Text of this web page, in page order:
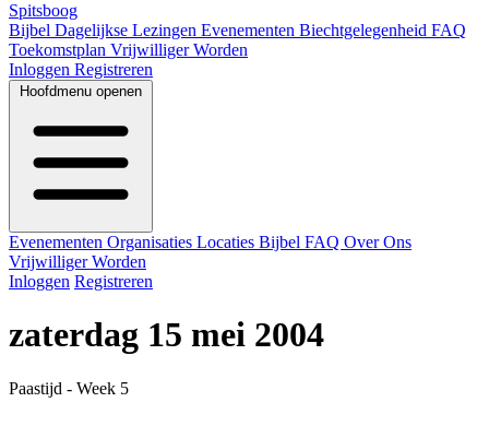
Spitsboog
Bijbel Dagelijkse Lezingen Evenementen Biechtgelegenheid FAQ
Toekomstplan Vrijwilliger Worden
Inloggen Registreren
Hoofdmenu openen
Evenementen Organisaties Locaties Bijbel FAQ Over Ons
Vrijwilliger Worden
Inloggen Registreren
zaterdag 15 mei 2004
Paastijd - Week 5